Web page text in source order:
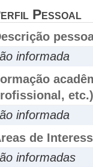
Pessoal
informada
etc.)
informada
de
informadas